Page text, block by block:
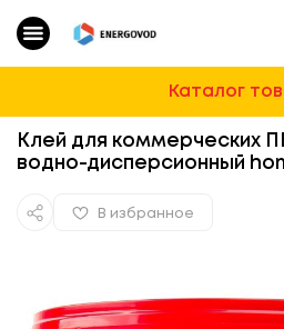
Каталог
Каталог
Очистные сооружения
Водоснабжение
Клей для коммерческих
водно-дисперсионный
В избранное